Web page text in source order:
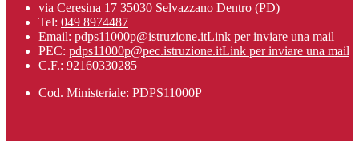
via Ceresina 17 35030 Selvazzano Dentro (PD)
Tel: 049 8974487
Email: pdps11000p@istruzione.itLink per inviare una mail
PEC: pdps11000p@pec.istruzione.itLink per inviare una mail
C.F.: 92160330285
Cod. Ministeriale: PDPS11000P